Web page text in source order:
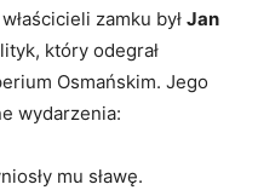
zamku był Jan
który odegrał
Osmańskim. Jego
wydarzenia:
mu sławę.